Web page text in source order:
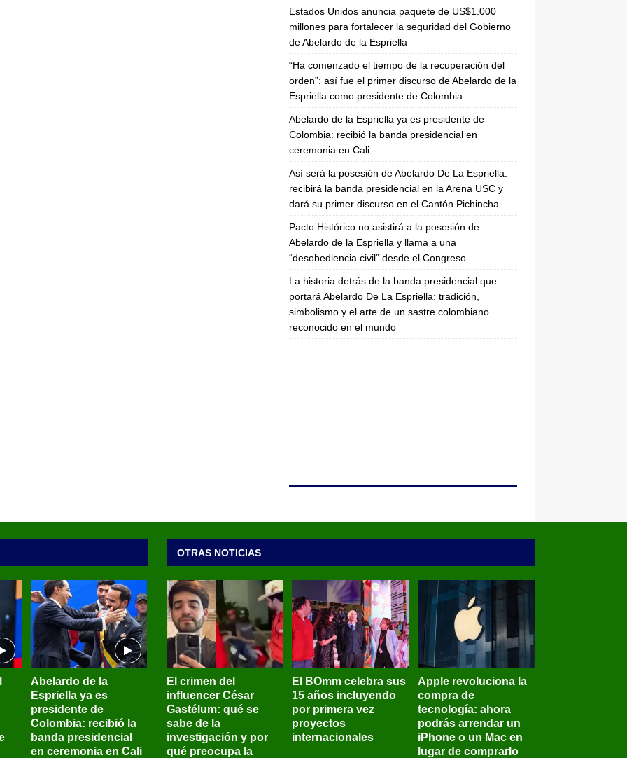
Estados Unidos anuncia paquete de US$1.000
millones para fortalecer la seguridad del Gobierno
de Abelardo de la Espriella
“Ha comenzado el tiempo de la recuperación del
orden”: así fue el primer discurso de Abelardo de la
Espriella como presidente de Colombia
Abelardo de la Espriella ya es presidente de
Colombia: recibió la banda presidencial en
ceremonia en Cali
Así será la posesión de Abelardo De La Espriella:
recibirá la banda presidencial en la Arena USC y
dará su primer discurso en el Cantón Pichincha
Pacto Histórico no asistirá a la posesión de
Abelardo de la Espriella y llama a una
“desobediencia civil” desde el Congreso
La historia detrás de la banda presidencial que
portará Abelardo De La Espriella: tradición,
simbolismo y el arte de un sastre colombiano
reconocido en el mundo
Abelardo de la
Espriella ya es
presidente de
Colombia: recibió la
banda presidencial
en ceremonia en Cali
OTRAS NOTICIAS
El crimen del
influencer César
Gastélum: qué se
sabe de la
investigación y por
qué preocupa la
El BOmm celebra sus
15 años incluyendo
por primera vez
proyectos
internacionales
Apple revoluciona la
compra de
tecnología: ahora
podrás arrendar un
iPhone o un Mac en
lugar de comprarlo